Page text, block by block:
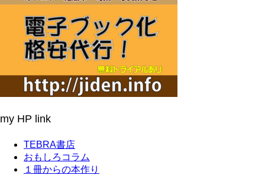
ブ
my HP link
TEBRA書店
おもしろコラム
１冊からの本作り